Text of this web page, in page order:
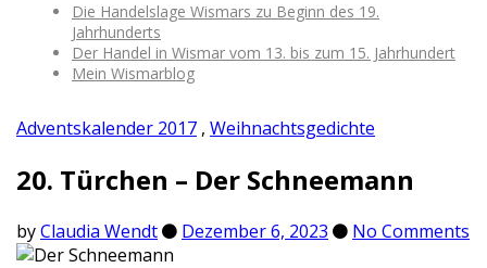
Die Handelslage Wismars zu Beginn des 19.
Jahrhunderts
Der Handel in Wismar vom 13. bis zum 15. Jahrhundert
Mein Wismarblog
Adventskalender 2017 , Weihnachtsgedichte
20. Türchen – Der Schneemann
byClaudia Wendt Dezember 6, 2023 No Comments